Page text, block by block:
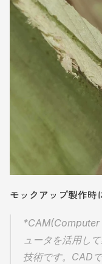
モックアップ製作時
ュータを活用し
技術です。CAD